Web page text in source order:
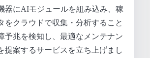
器にAIモジュールを組み込み、稼
をクラウドで収集・分析すること
予兆を検知し、最適なメンテナン
提案するサービスを立ち上げまし